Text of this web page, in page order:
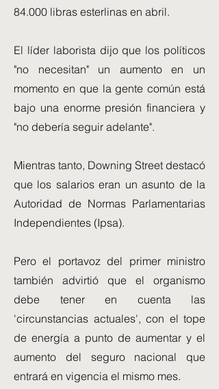
84.000 libras esterlinas en abril.
El líder laborista dijo que los políticos
"no necesitan" un aumento en un
momento en que la gente común está
bajo una enorme presión financiera y
"no debería seguir adelante".
Mientras tanto, Downing Street destacó
que los salarios eran un asunto de la
Autoridad de Normas Parlamentarias
Independientes (Ipsa).
Pero el portavoz del primer ministro
también advirtió que el organismo
debe tener en cuenta las
'circunstancias actuales', con el tope
de energía a punto de aumentar y el
aumento del seguro nacional que
entrará en vigencia el mismo mes.